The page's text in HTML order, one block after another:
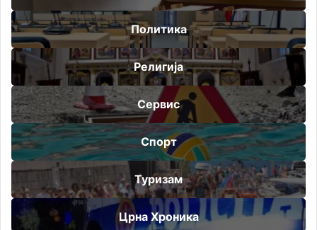
Политика
Религија
Сервис
Спорт
Туризам
Црна Хроника